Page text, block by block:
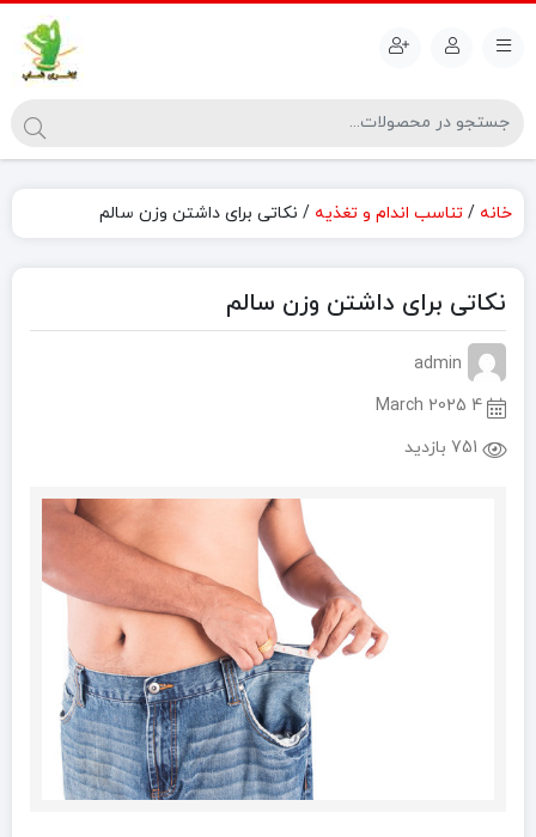
خانه / تناسب اندام و تغذیه / نکاتی برای داشتن وزن سالم
نکاتی برای داشتن وزن سالم
admin